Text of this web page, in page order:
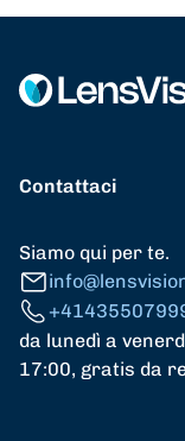
Contattaci
Siamo qui per te.
da lunedì a
17:00, gratis da